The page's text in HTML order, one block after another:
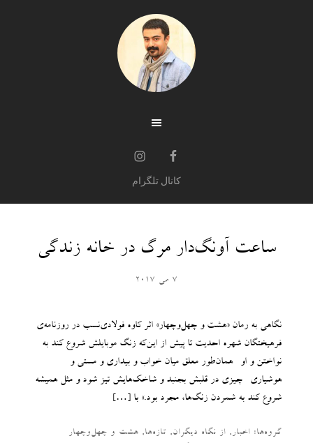
کانال تلگرام
ساعت آونگ‌دار مرگ در خانه‌ زندگی
7 می 2017
نگاهی به رمان «هشت و چهل‌وچهار» اثر کاوه فولادی‌نسب در روزنامه‌ی
فرهیختگان شهره احدیت تا پیش از این‌که زنگ موبایلش شروع کند به
نواختن و او- همان‌طور معلق میان خواب و بیداری و مستی و
هوشیاری- چیزی در قلبش بجنبد و شاخک‌هایش تیز شود و مثل همیشه
شروع کند به شمردن زنگ‌ها، مجرد بود.» با […]
گروه‌ها: اخبار, از نگاه دیگران, تازه‌ها, هشت و چهل‌وچهار